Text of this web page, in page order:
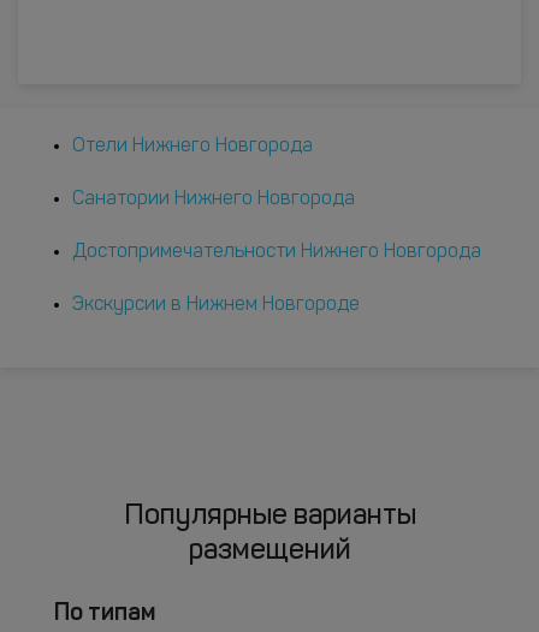
Отели Нижнего Новгорода
Санатории Нижнего Новгорода
Достопримечательности Нижнего Новгорода
Экскурсии в Нижнем Новгороде
Популярные варианты
размещений
По типам